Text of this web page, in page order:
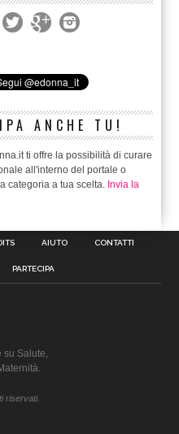
ANCHE TU!
ti offre la possibilità di curare
all'interno del portale o
categoria a tua scelta. Invia la
AIUTO CONTATTI
PARTECIPA
Salute,
riservati.